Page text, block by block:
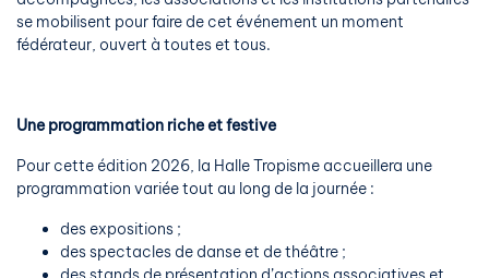
se mobilisent pour faire de cet événement un moment
fédérateur, ouvert à toutes et tous.
Une programmation riche et festive
Pour cette édition 2026, la Halle Tropisme accueillera une
programmation variée tout au long de la journée :
des expositions ;
des spectacles de danse et de théâtre ;